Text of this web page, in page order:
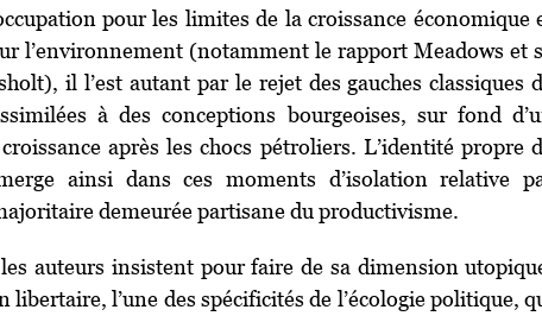
pour les limites de la croissance économique
l’environnement (notamment le rapport Meadows et
il l’est autant par le rejet des gauches classiques
à des conceptions bourgeoises, sur fond
après les chocs pétroliers. L’identité propre
ainsi dans ces moments d’isolation relative
demeurée partisane du productivisme.
auteurs insistent pour faire de sa dimension
libertaire, l’une des spécificités de l’écologie politique,